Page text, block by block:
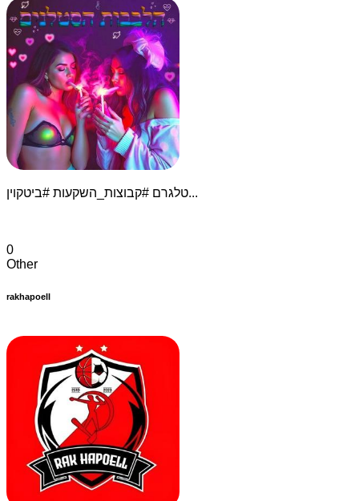
טלגרם #קבוצות_השקעות #ביטקוין...
0
Other
rakhapoell